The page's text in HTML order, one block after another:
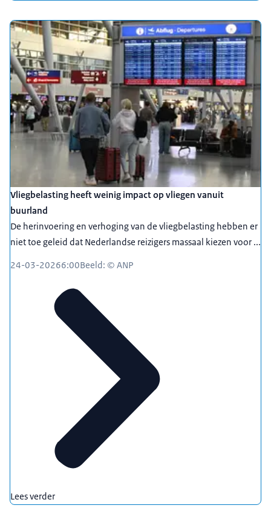
Vliegbelasting heeft weinig impact op vliegen vanuit
buurland
De herinvoering en verhoging van de vliegbelasting hebben er
niet toe geleid dat Nederlandse reizigers massaal kiezen voor ...
24-03-20266:00Beeld: © ANP
Lees verder